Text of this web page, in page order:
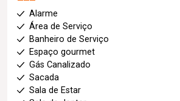
Alarme
Área de Serviço
Banheiro de Serviço
Espaço gourmet
Gás Canalizado
Sacada
Sala de Estar